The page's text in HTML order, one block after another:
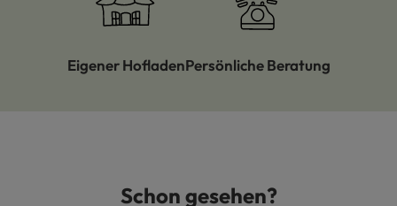
Eigener HofladenPersönliche Beratung
Produktgalerie überspringenSchon gesehen?